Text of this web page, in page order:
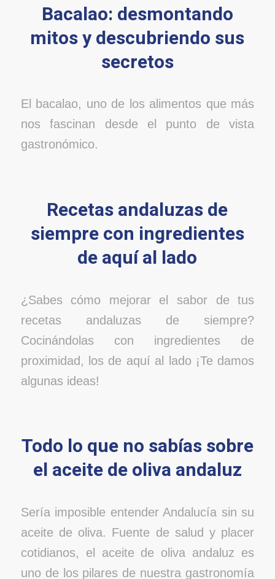
Bacalao: desmontando
mitos y descubriendo sus
secretos
El bacalao, uno de los alimentos que más
nos fascinan desde el punto de vista
gastronómico.
Recetas andaluzas de
siempre con ingredientes
de aquí al lado
¿Sabes cómo mejorar el sabor de tus
recetas andaluzas de siempre?
Cocinándolas con ingredientes de
proximidad, los de aquí al lado ¡Te damos
algunas ideas!
Todo lo que no sabías sobre
el aceite de oliva andaluz
Sería imposible entender Andalucía sin su
aceite de oliva. Fuente de salud y placer
cotidianos, el aceite de oliva andaluz es
uno de los pilares de nuestra gastronomía